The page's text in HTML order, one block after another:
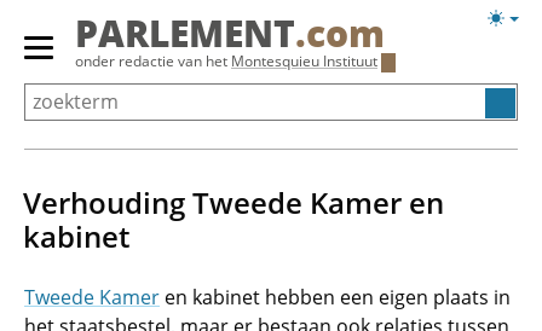
Overslaan
Primair
menu
tonen/verbergen
PARLEMENT.com
onder redactie van het Montesquieu Instituut
Verhouding Tweede Kamer en
kabinet
Tweede Kamer en kabinet hebben een eigen plaats in